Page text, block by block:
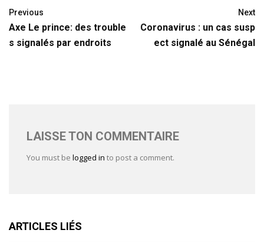
Previous
Axe Le prince: des trouble
s signalés par endroits
Next
Coronavirus : un cas susp
ect signalé au Sénégal
LAISSE TON COMMENTAIRE
You must be logged in to post a comment.
ARTICLES LIÉS